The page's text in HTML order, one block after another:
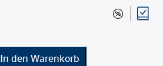
In den Warenkorb